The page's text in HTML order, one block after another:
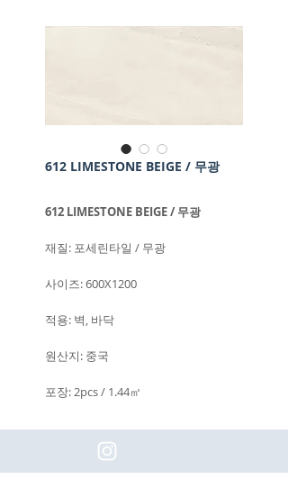
612 LIMESTONE BEIGE / 무광
612 LIMESTONE BEIGE / 무광
재질: 포세린타일 / 무광
사이즈: 600X1200
적용: 벽, 바닥
원산지: 중국
포장: 2pcs / 1.44㎡